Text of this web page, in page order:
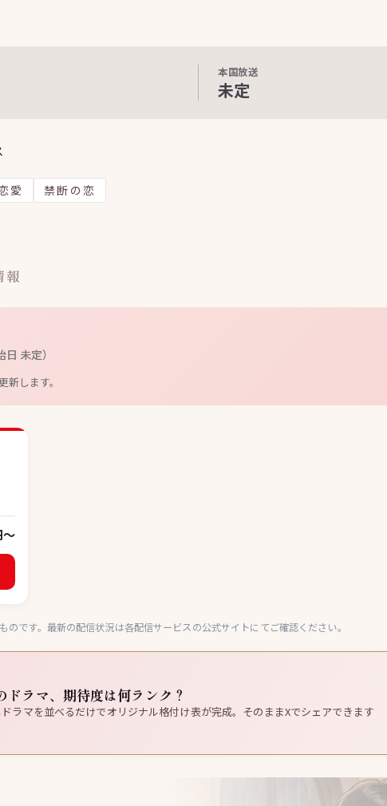
本国放送
未定
愛 禁断の恋
報
日 未定）
します。
のです。最新の配信状況は各配信サービスの公式サイトにてご確認ください。
ドラマ、期待度は何ランク？
ラマを並べるだけでオリジナル格付け表が完成。そのままXでシェアできます